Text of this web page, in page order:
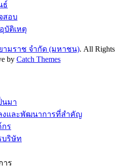
ธ์
สอบ
บัติเหตุ
ามราช จำกัด (มหาชน). All Rights
by Catch Themes
นมา
งและพัฒนาการที่สำคัญ
กร
บริษัท
าร